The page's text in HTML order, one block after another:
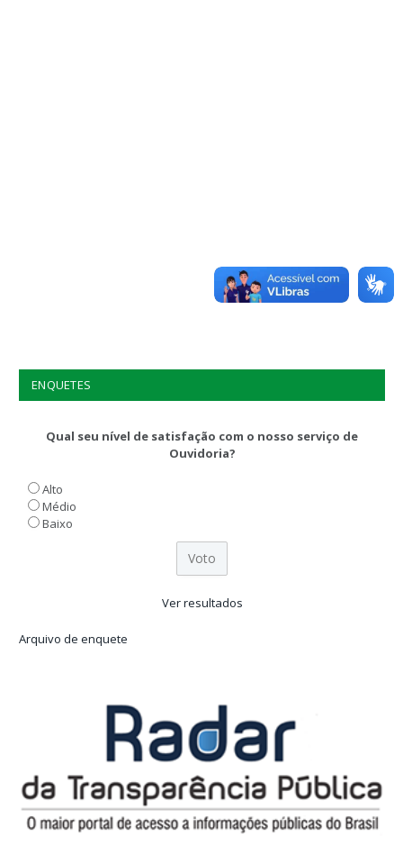
ENQUETES
Qual seu nível de satisfação com o nosso serviço de
Ouvidoria?
Alto
Médio
Baixo
Ver resultados
Arquivo de enquete